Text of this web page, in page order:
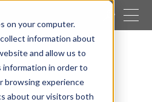
on your computer.
information about
and allow us to
information in order to
browsing experience
about our visitors both
FERMER
personnalisé